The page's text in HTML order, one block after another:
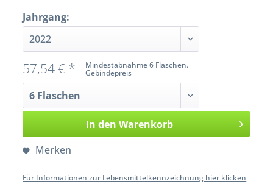
Jahrgang:
Mindestabnahme 6 Flaschen.
Gebindepreis
57,54 € *
In den Warenkorb
Merken
Für Informationen zur Lebensmittelkennzeichnung hier klicken